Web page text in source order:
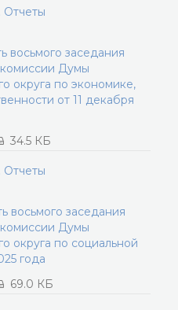
Отчеты
восьмого заседания
Думы
округа по экономике,
от 11 декабря
34.5 КБ
Отчеты
восьмого заседания
Думы
округа по социальной
года
69.0 КБ